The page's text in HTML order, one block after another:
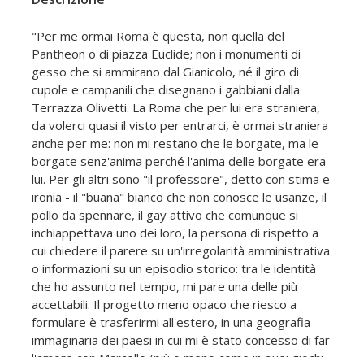
"Per me ormai Roma è questa, non quella del
Pantheon o di piazza Euclide; non i monumenti di
gesso che si ammirano dal Gianicolo, né il giro di
cupole e campanili che disegnano i gabbiani dalla
Terrazza Olivetti. La Roma che per lui era straniera,
da volerci quasi il visto per entrarci, è ormai straniera
anche per me: non mi restano che le borgate, ma le
borgate senz'anima perché l'anima delle borgate era
lui. Per gli altri sono "il professore", detto con stima e
ironia - il "buana" bianco che non conosce le usanze, il
pollo da spennare, il gay attivo che comunque si
inchiappettava uno dei loro, la persona di rispetto a
cui chiedere il parere su un'irregolarità amministrativa
o informazioni su un episodio storico: tra le identità
che ho assunto nel tempo, mi pare una delle più
accettabili. Il progetto meno opaco che riesco a
formulare è trasferirmi all'estero, in una geografia
immaginaria dei paesi in cui mi è stato concesso di far